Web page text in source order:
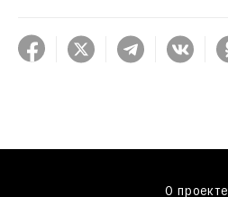
О проекте